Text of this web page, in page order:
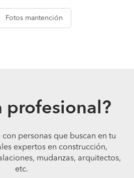
Fotos mantención
profesional?
personas que buscan en tu
expertos en construcción,
mudanzas, arquitectos,
etc.